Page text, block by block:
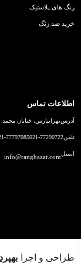
رنگ های پلاستیک
خرید ضد زنگ
اطلاعات تماس
آدرستهرانپارس، خیابان محمد رضایی(121)، بن
تلفن021-77290722
77797085
ایمیلinfo@rangbazar.com
طراحی و اجرا